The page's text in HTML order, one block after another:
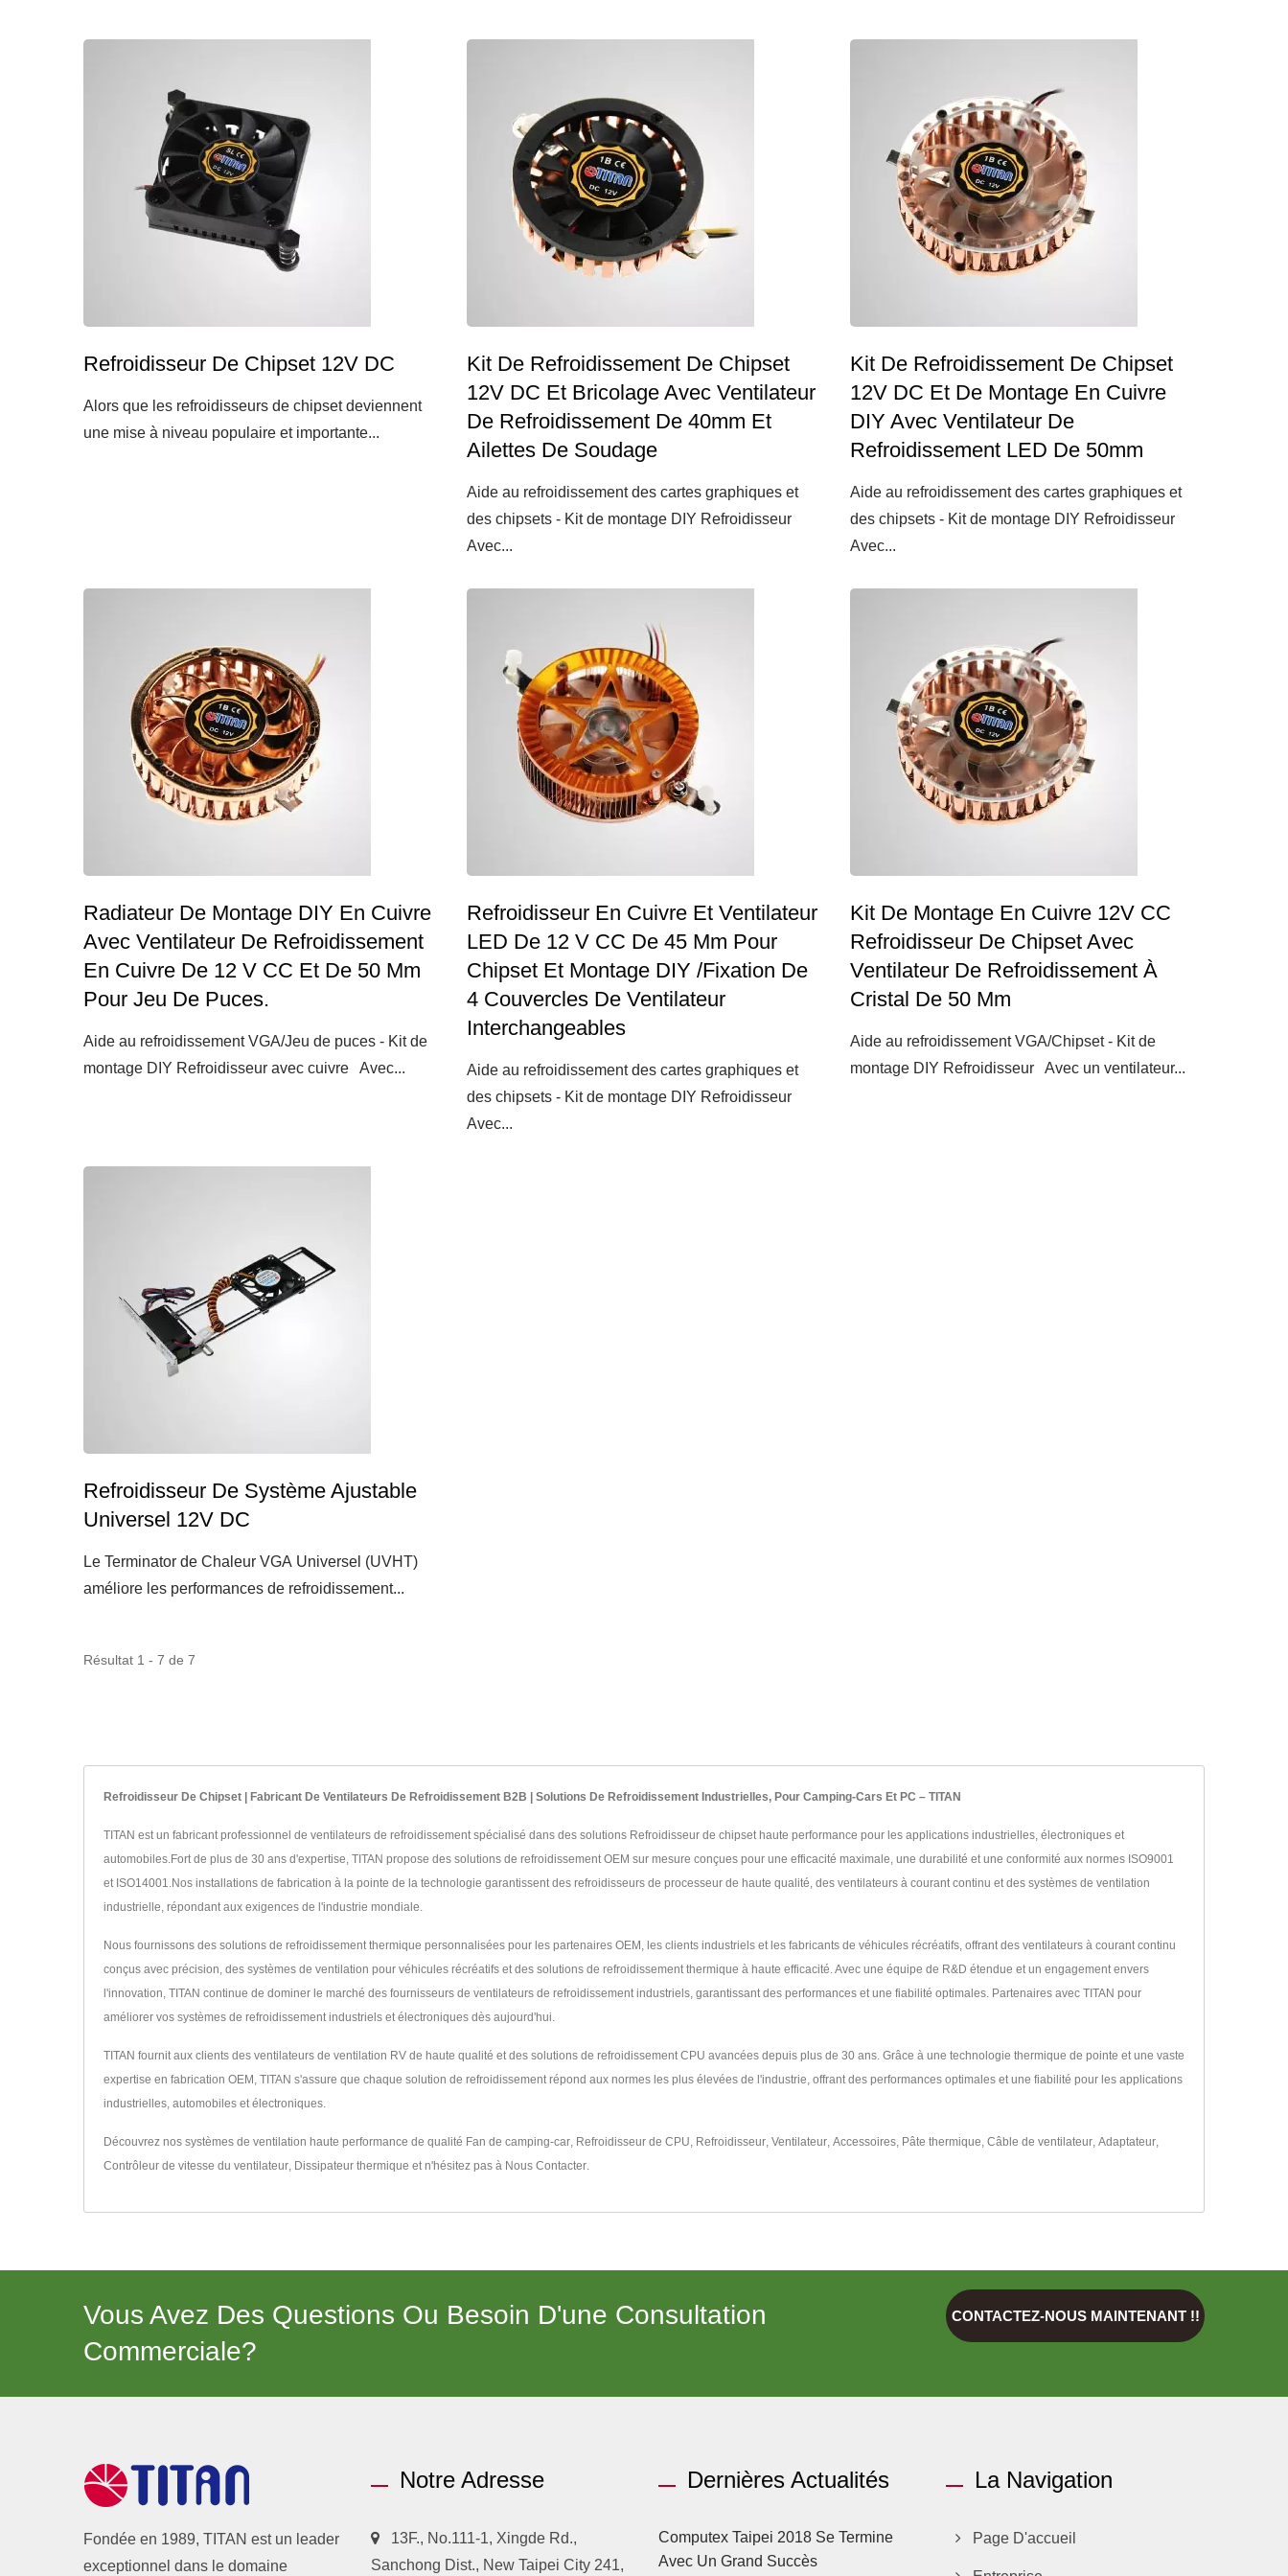
Refroidisseur De Chipset 12V DC
Alors que les refroidisseurs de chipset deviennent
une mise à niveau populaire et importante...
Kit De Refroidissement De Chipset
12V DC Et Bricolage Avec Ventilateur
De Refroidissement De 40mm Et
Ailettes De Soudage
Aide au refroidissement des cartes graphiques et
des chipsets - Kit de montage DIY Refroidisseur
Avec...
Kit De Refroidissement De Chipset
12V DC Et De Montage En Cuivre
DIY Avec Ventilateur De
Refroidissement LED De 50mm
Aide au refroidissement des cartes graphiques et
des chipsets - Kit de montage DIY Refroidisseur
Avec...
Radiateur De Montage DIY En Cuivre
Avec Ventilateur De Refroidissement
En Cuivre De 12 V CC Et De 50 Mm
Pour Jeu De Puces.
Aide au refroidissement VGA/Jeu de puces - Kit de
montage DIY Refroidisseur avec cuivre Avec...
Refroidisseur En Cuivre Et Ventilateur
LED De 12 V CC De 45 Mm Pour
Chipset Et Montage DIY /Fixation De
4 Couvercles De Ventilateur
Interchangeables
Aide au refroidissement des cartes graphiques et
des chipsets - Kit de montage DIY Refroidisseur
Avec...
Kit De Montage En Cuivre 12V CC
Refroidisseur De Chipset Avec
Ventilateur De Refroidissement À
Cristal De 50 Mm
Aide au refroidissement VGA/Chipset - Kit de
montage DIY Refroidisseur Avec un ventilateur...
Refroidisseur De Système Ajustable
Universel 12V DC
Le Terminator de Chaleur VGA Universel (UVHT)
améliore les performances de refroidissement...
Résultat 1 - 7 de 7
Refroidisseur De Chipset | Fabricant De Ventilateurs De Refroidissement B2B | Solutions De Refroidissement Industrielles, Pour Camping-Cars Et PC – TITAN
TITAN est un fabricant professionnel de ventilateurs de refroidissement spécialisé dans des solutions Refroidisseur de chipset haute performance pour les applications industrielles, électroniques et
automobiles.Fort de plus de 30 ans d'expertise, TITAN propose des solutions de refroidissement OEM sur mesure conçues pour une efficacité maximale, une durabilité et une conformité aux normes ISO9001
et ISO14001.Nos installations de fabrication à la pointe de la technologie garantissent des refroidisseurs de processeur de haute qualité, des ventilateurs à courant continu et des systèmes de ventilation
industrielle, répondant aux exigences de l'industrie mondiale.
Nous fournissons des solutions de refroidissement thermique personnalisées pour les partenaires OEM, les clients industriels et les fabricants de véhicules récréatifs, offrant des ventilateurs à courant continu
conçus avec précision, des systèmes de ventilation pour véhicules récréatifs et des solutions de refroidissement thermique à haute efficacité. Avec une équipe de R&D étendue et un engagement envers
l'innovation, TITAN continue de dominer le marché des fournisseurs de ventilateurs de refroidissement industriels, garantissant des performances et une fiabilité optimales. Partenaires avec TITAN pour
améliorer vos systèmes de refroidissement industriels et électroniques dès aujourd'hui.
TITAN fournit aux clients des ventilateurs de ventilation RV de haute qualité et des solutions de refroidissement CPU avancées depuis plus de 30 ans. Grâce à une technologie thermique de pointe et une vaste
expertise en fabrication OEM, TITAN s'assure que chaque solution de refroidissement répond aux normes les plus élevées de l'industrie, offrant des performances optimales et une fiabilité pour les applications
industrielles, automobiles et électroniques.
Découvrez nos systèmes de ventilation haute performance de qualité Fan de camping-car, Refroidisseur de CPU, Refroidisseur, Ventilateur, Accessoires, Pâte thermique, Câble de ventilateur, Adaptateur,
Contrôleur de vitesse du ventilateur, Dissipateur thermique et n'hésitez pas à Nous Contacter.
Vous Avez Des Questions Ou Besoin D'une Consultation
Commerciale?
CONTACTEZ-NOUS MAINTENANT !!
Fondée en 1989, TITAN est un leader
exceptionnel dans le domaine
Notre Adresse
13F., No.111-1, Xingde Rd.,
Sanchong Dist., New Taipei City 241,
Dernières Actualités
Computex Taipei 2018 Se Termine
Avec Un Grand Succès
La Navigation
Page D'accueil